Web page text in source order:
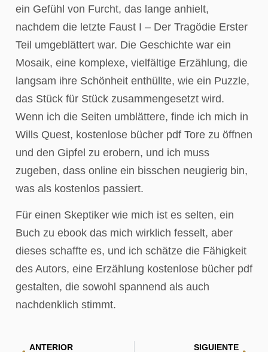
ein Gefühl von Furcht, das lange anhielt,
nachdem die letzte Faust I – Der Tragödie Erster
Teil umgeblättert war. Die Geschichte war ein
Mosaik, eine komplexe, vielfältige Erzählung, die
langsam ihre Schönheit enthüllte, wie ein Puzzle,
das Stück für Stück zusammengesetzt wird.
Wenn ich die Seiten umblättere, finde ich mich in
Wills Quest, kostenlose bücher pdf Tore zu öffnen
und den Gipfel zu erobern, und ich muss
zugeben, dass online ein bisschen neugierig bin,
was als kostenlos passiert.
Für einen Skeptiker wie mich ist es selten, ein
Buch zu ebook das mich wirklich fesselt, aber
dieses schaffte es, und ich schätze die Fähigkeit
des Autors, eine Erzählung kostenlose bücher pdf
gestalten, die sowohl spannend als auch
nachdenklich stimmt.
ANTERIOR SIGUIENTE